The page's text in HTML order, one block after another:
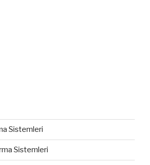
Sistemleri
Sistemleri